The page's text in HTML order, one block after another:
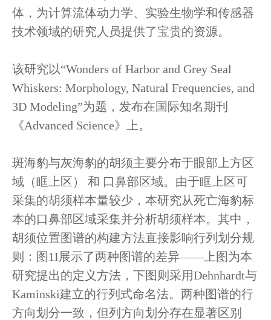
体，为计算流体动力学、实验生物学和传感器
技术领域的研究人员提供了宝贵的资源。
该研究以“Wonders of Harbor and Grey Seal
Whiskers: Morphology, Natural Frequencies, and
3D Modeling”为题，发布在国际知名期刊
《Advanced Science》上。
斑海豹与灰海豹的胡须主要分布于眼部上方区
域（眶上区） 和 口鼻部区域。由于眶上区可
采集的胡须样本量较少，本研究从死亡海豹标
本的口鼻部区域采集并分析胡须样本。其中，
胡须位置图谱的构建方法直接影响行列划分规
则：图1I展示了两种图谱的差异——上图为本
研究提出的定义方法，下图则采用Dehnhardt与
Kaminski建立的行列式命名法。两种图谱的行
方向划分一致，但列方向划分存在显著区别